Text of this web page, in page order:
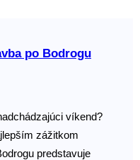
po Bodrogu
víkend?
zážitkom
predstavuje